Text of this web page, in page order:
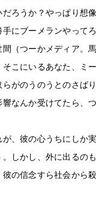
ろうか？やっぱり想
にブーメランやって
（つーかメディア。
こにいるあなた、ミ
がのうのうとのさば
なんか受けてたら、
、彼の心うちにしか
しかし、外に出るの
の信念すら社会から